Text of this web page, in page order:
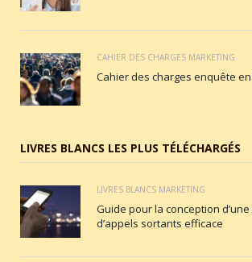
CAHIER DES CHARGES MARKETING
Cahier des charges enquête
LIVRES BLANCS LES PLUS TÉLÉCHARGÉS
LIVRES BLANCS MARKETING
Guide pour la conception
d’appels sortants efficace